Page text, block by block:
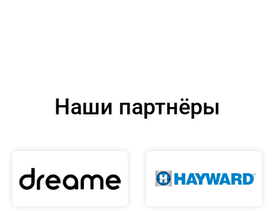
Наши партнёры